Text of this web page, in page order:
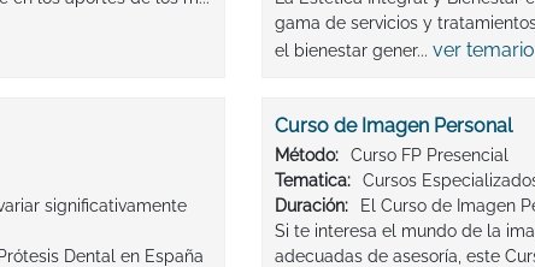
gama de servicios y
el bienestar gener... ver temario
significativamente
Dental en España
Curso de Imagen Personal
Método:
Curso FP Presencial
Tematica:
Cursos
Duración:
El Curso de Imagen
Si te interesa el mundo de la
adecuadas de asesoría, este